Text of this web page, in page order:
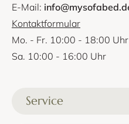
E-Mail:
Kontaktformular
Mo. - Fr. 10:00 - 18:00 Uhr
Sa. 10:00 - 16:00 Uhr
Service